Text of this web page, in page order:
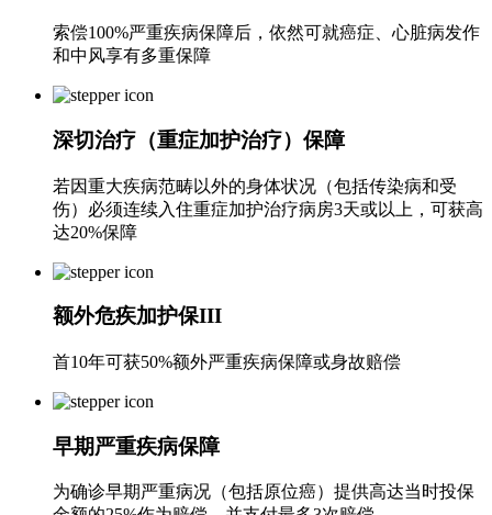
索偿100%严重疾病保障后，依然可就癌症、心脏病发作
和中风享有多重保障
深切治疗（重症加护治疗）保障
若因重大疾病范畴以外的身体状况（包括传染病和受
伤）必须连续入住重症加护治疗病房3天或以上，可获高
达20%保障
额外危疾加护保III
首10年可获50%额外严重疾病保障或身故赔偿
早期严重疾病保障
为确诊早期严重病况（包括原位癌）提供高达当时投保